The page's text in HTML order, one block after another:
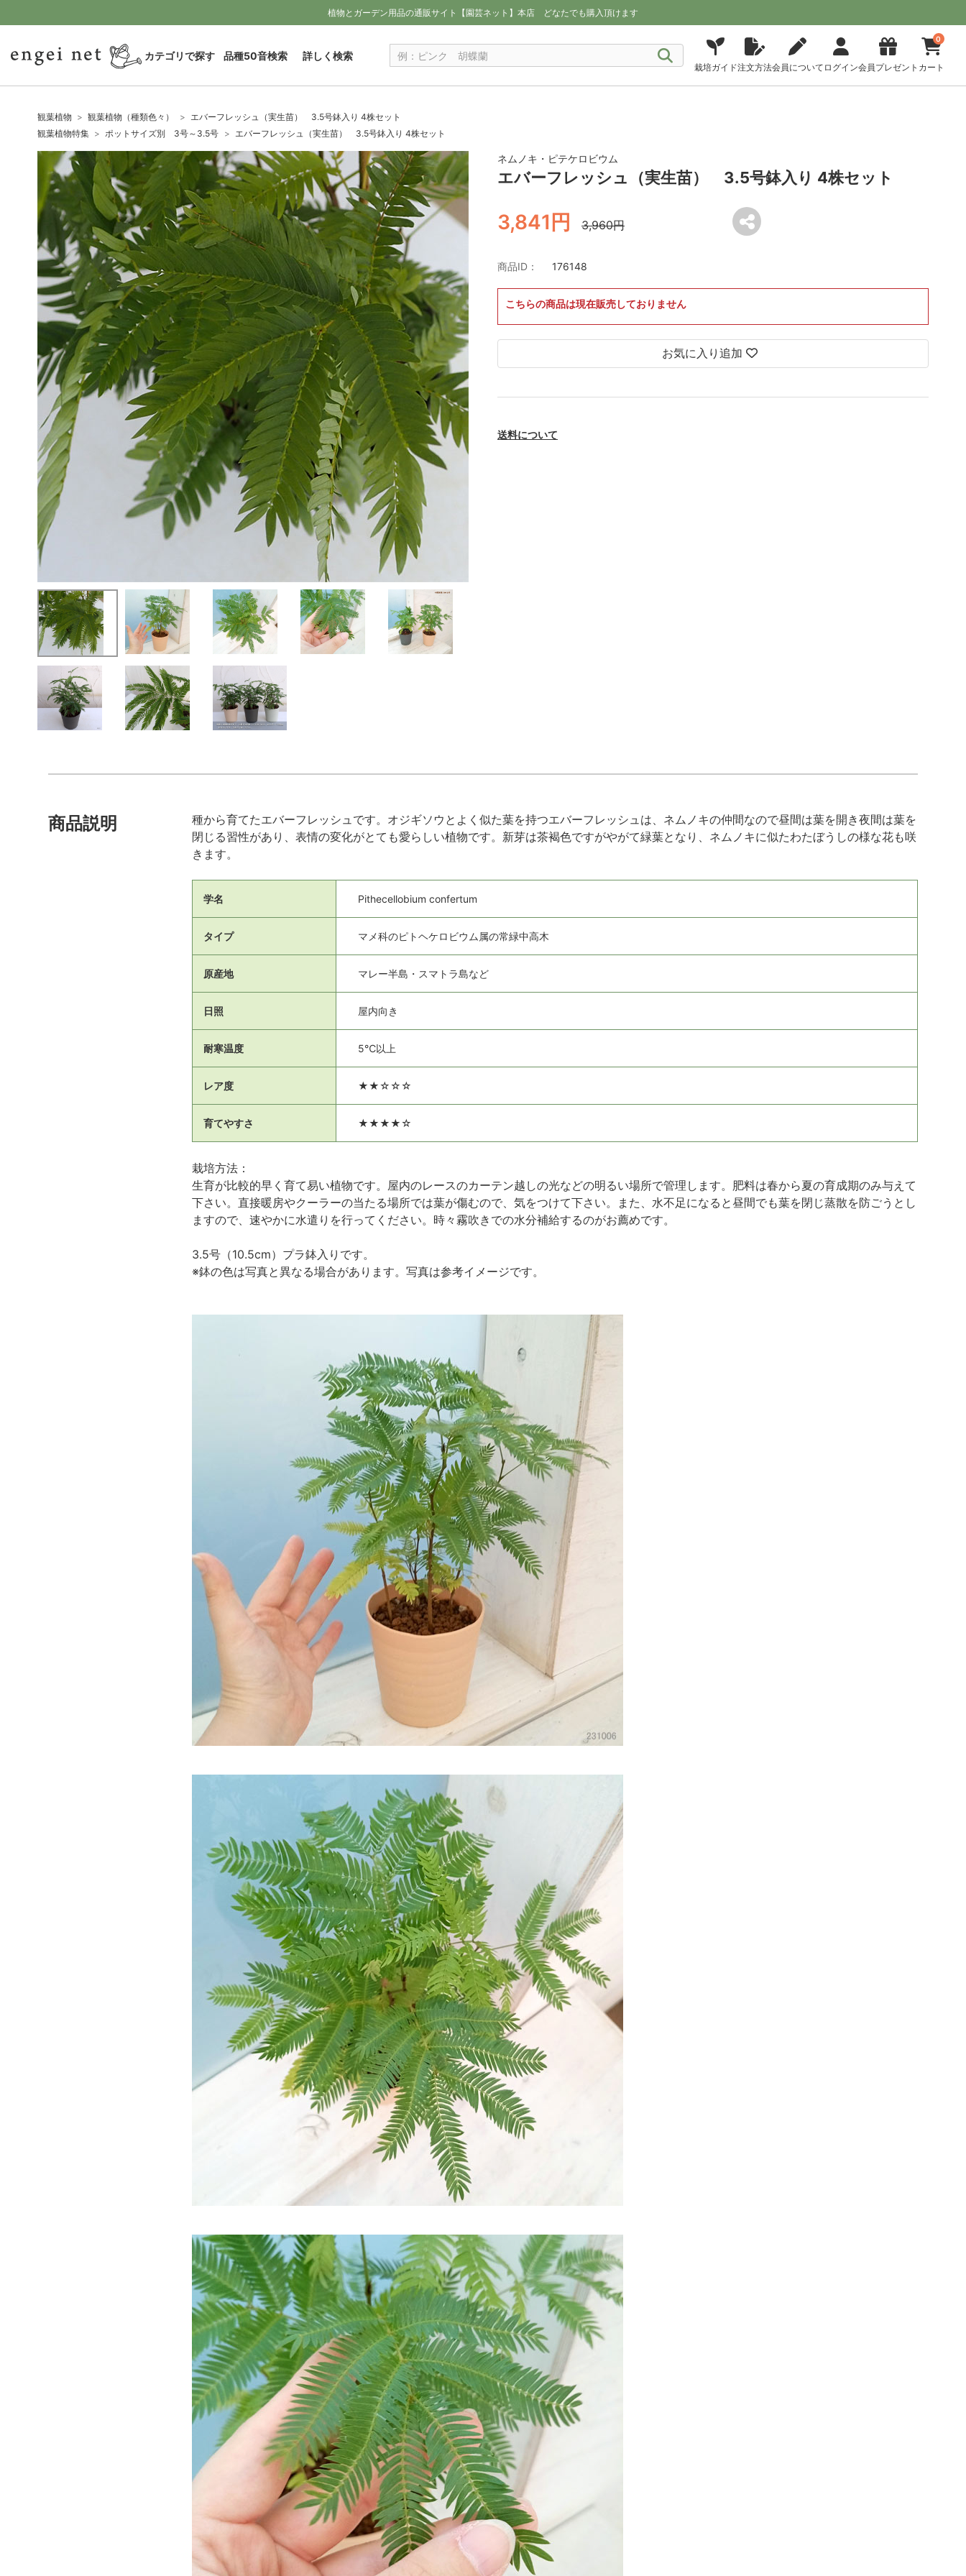
植物とガーデン用品の通販サイト【園芸ネット】本店 どなたでも購入頂けます
カテゴリで探す 品種50音検索 詳しく検索
栽培ガイド注文方法会員について ログイン会員プレゼント
0
カート
観葉植物 観葉植物（種類色々）
エバーフレッシュ（実生苗） 3.5号鉢入り 4株セット
観葉植物特集
ポットサイズ別 3号～3.5号 エバーフレッシュ（実生苗） 3.5号鉢入り 4株セット
ネムノキ・ピテケロビウム
エバーフレッシュ（実生苗） 3.5号鉢入り 4株セット
3,841円 3,960円
商品ID： 176148
こちらの商品は現在販売しておりません
お気に入り追加
送料について
商品説明
種から育てたエバーフレッシュです。オジギソウとよく似た葉を持つエバーフレッシュは、ネムノキの仲間なので昼間は葉を開き夜間は葉を
閉じる習性があり、表情の変化がとても愛らしい植物です。新芽は茶褐色ですがやがて緑葉となり、ネムノキに似たわたぼうしの様な花も咲
きます。
学名 Pithecellobium confertum
タイプ マメ科のピトヘケロビウム属の常緑中高木
原産地 マレー半島・スマトラ島など
日照 屋内向き
耐寒温度 5℃以上
レア度 ★★☆☆☆
育てやすさ ★★★★☆
栽培方法：
生育が比較的早く育て易い植物です。屋内のレースのカーテン越しの光などの明るい場所で管理します。肥料は春から夏の育成期のみ与えて
下さい。直接暖房やクーラーの当たる場所では葉が傷むので、気をつけて下さい。また、水不足になると昼間でも葉を閉じ蒸散を防ごうとし
ますので、速やかに水遣りを行ってください。時々霧吹きでの水分補給するのがお薦めです。
3.5号（10.5cm）プラ鉢入りです。
※鉢の色は写真と異なる場合があります。写真は参考イメージです。